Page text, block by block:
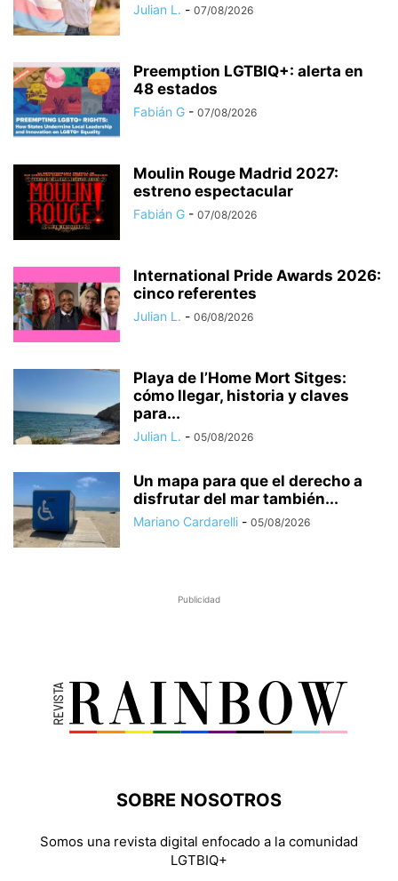
Julian L. - 07/08/2026
Preemption LGTBIQ+: alerta en
48 estados
Fabián G - 07/08/2026
Moulin Rouge Madrid 2027:
estreno espectacular
Fabián G - 07/08/2026
International Pride Awards 2026:
cinco referentes
Julian L. - 06/08/2026
Playa de l’Home Mort Sitges:
cómo llegar, historia y claves
para...
Julian L. - 05/08/2026
Un mapa para que el derecho a
disfrutar del mar también...
Mariano Cardarelli - 05/08/2026
Publicidad
SOBRE NOSOTROS
Somos una revista digital enfocado a la comunidad
LGTBIQ+